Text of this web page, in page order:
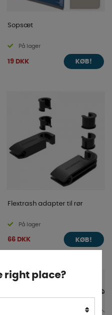
Sopsæt
På lager
19 DKK KØB!
Flextrash adapter til rør
På lager
66 DKK KØB!
right place?